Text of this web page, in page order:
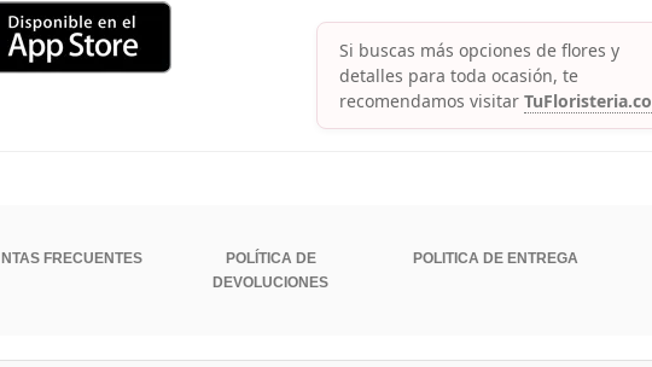
Si buscas más opciones de flores y
detalles para toda ocasión, te
recomendamos visitarTuFloristeria.co
FRECUENTES
POLÍTICA DE
DEVOLUCIONES
POLITICA DE ENTREGA